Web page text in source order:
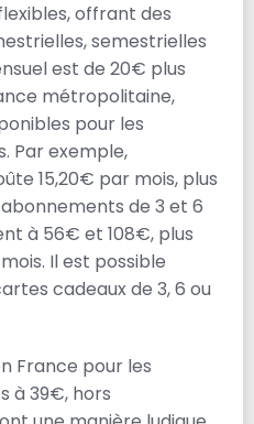
offrant des
semestrielles
est de 20€ plus
métropolitaine,
pour les
Par exemple,
15,20€ par mois, plus
de 3 et 6
à 56€ et 108€, plus
Il est possible
cadeaux de 3, 6 ou
France pour les
à 39€, hors